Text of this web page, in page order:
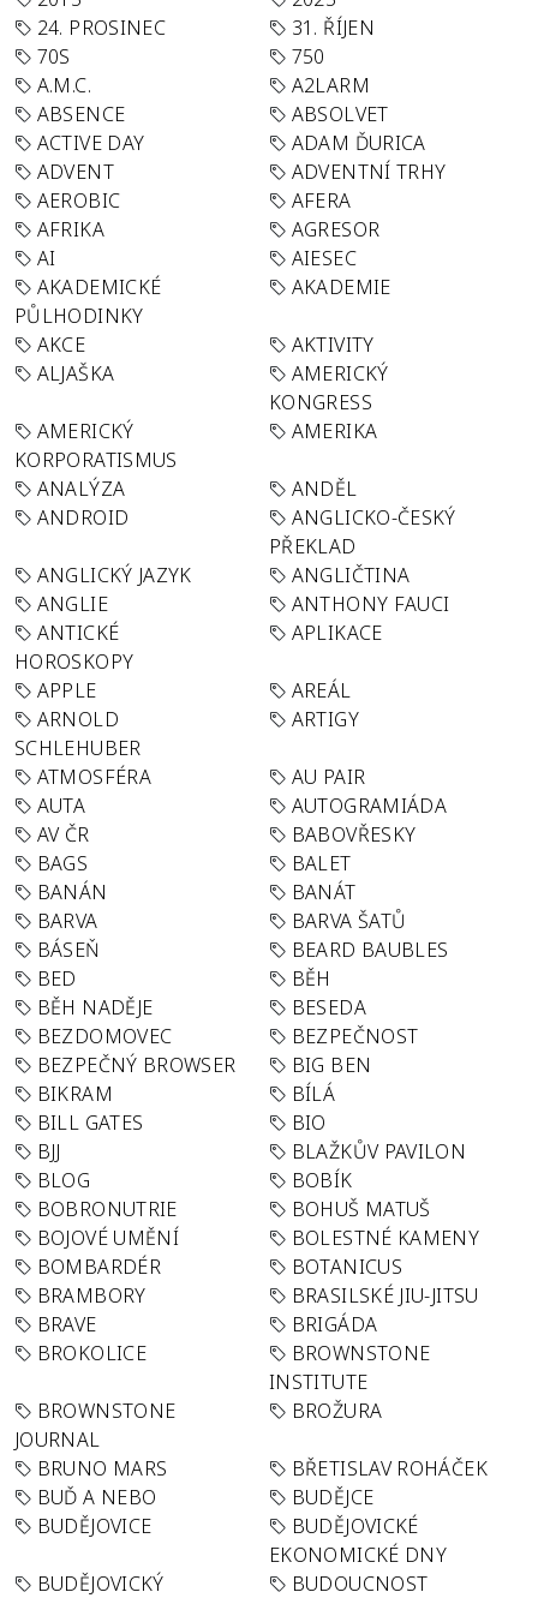
24. PROSINEC
31. ŘÍJEN
70S
750
A.M.C.
A2LARM
ABSENCE
ABSOLVET
ACTIVE DAY
ADAM ĎURICA
ADVENT
ADVENTNÍ TRHY
AEROBIC
AFERA
AFRIKA
AGRESOR
AI
AIESEC
AKADEMICKÉ
PŮLHODINKY
AKADEMIE
AKCE
AKTIVITY
ALJAŠKA
AMERICKÝ
KONGRESS
AMERICKÝ
KORPORATISMUS
AMERIKA
ANALÝZA
ANDĚL
ANDROID
ANGLICKO-ČESKÝ
PŘEKLAD
ANGLICKÝ JAZYK
ANGLIČTINA
ANGLIE
ANTHONY FAUCI
ANTICKÉ
HOROSKOPY
APLIKACE
APPLE
AREÁL
ARNOLD
SCHLEHUBER
ARTIGY
ATMOSFÉRA
AU PAIR
AUTA
AUTOGRAMIÁDA
AV ČR
BABOVŘESKY
BAGS
BALET
BANÁN
BANÁT
BARVA
BARVA ŠATŮ
BÁSEŇ
BEARD BAUBLES
BED
BĚH
BĚH NADĚJE
BESEDA
BEZDOMOVEC
BEZPEČNOST
BEZPEČNÝ BROWSER
BIG BEN
BIKRAM
BÍLÁ
BILL GATES
BIO
BJJ
BLAŽKŮV PAVILON
BLOG
BOBÍK
BOBRONUTRIE
BOHUŠ MATUŠ
BOJOVÉ UMĚNÍ
BOLESTNÉ KAMENY
BOMBARDÉR
BOTANICUS
BRAMBORY
BRASILSKÉ JIU-JITSU
BRAVE
BRIGÁDA
BROKOLICE
BROWNSTONE
INSTITUTE
BROWNSTONE
JOURNAL
BROŽURA
BRUNO MARS
BŘETISLAV ROHÁČEK
BUĎ A NEBO
BUDĚJCE
BUDĚJOVICE
BUDĚJOVICKÉ
EKONOMICKÉ DNY
BUDĚJOVICKÝ
BUDOUCNOST